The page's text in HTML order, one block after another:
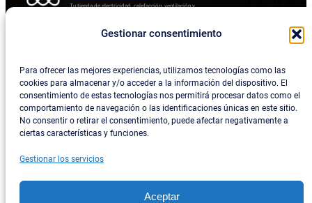
Gestionar consentimiento
Para ofrecer las mejores experiencias, utilizamos tecnologías como las
cookies para almacenar y/o acceder a la información del dispositivo. El
consentimiento de estas tecnologías nos permitirá procesar datos como el
comportamiento de navegación o las identificaciones únicas en este sitio.
No consentir o retirar el consentimiento, puede afectar negativamente a
ciertas características y funciones.
Gestionar los servicios
Aceptar
Tu tienda de electricidad, calefacción, ventilación y
Blog
Privacidad
Política de devoluciones y reembolsos
Política de privacidad
Términos y condiciones
Contacta con consotros
Social